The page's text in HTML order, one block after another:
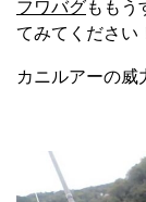
フワバグももう
てみてください
カニルアーの威